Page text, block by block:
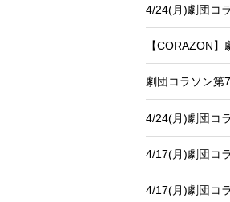
4/24(月)劇団コ
【CORAZON
劇団コラソン第
4/24(月)劇団コ
4/17(月)劇団コ
4/17(月)劇団コ